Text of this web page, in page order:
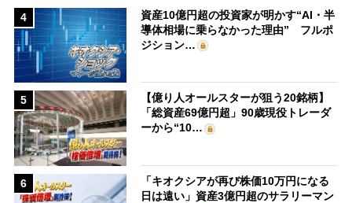
4
資産10億円超の投資家が明かす“AI・半
導体相場に乗らなかった理由” フルポ
ジション…
5
【億り人オールスターが狙う20銘柄】
「総資産69億円超」90歳現役トレーダ
ーから“10…
6
「キオクシアが再び株価10万円になる
日は遠い」資産3億円超のサラリーマン